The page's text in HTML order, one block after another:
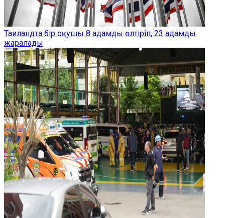
Таиландта бір оқушы 8 адамды өлтіріп, 23 адамды
жаралады